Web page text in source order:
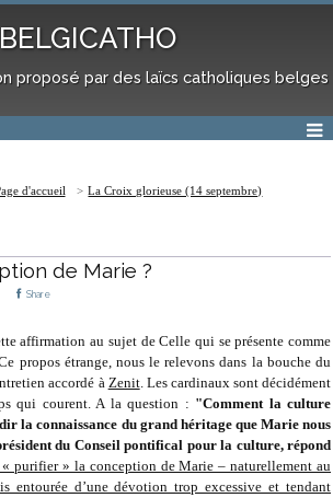
BELGICATHO
proposé par des laïcs catholiques belges
d'accueil La Croix glorieuse (14 septembre)
de Marie ?
Share
affirmation au sujet de Celle qui se présente comme
propos étrange, nous le relevons dans la bouche du
accordé à Zenit. Les cardinaux sont décidément
qui courent. A la question : "Comment la culture
la connaissance du grand héritage que Marie nous
du Conseil pontifical pour la culture, répond
purifier » la conception de Marie – naturellement au
entourée d’une dévotion trop excessive et tendant